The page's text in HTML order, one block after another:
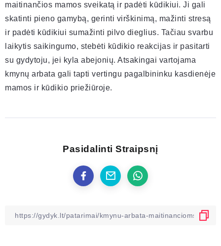
maitinančios mamos sveikatą ir padėti kūdikiui. Ji gali
skatinti pieno gamybą, gerinti virškinimą, mažinti stresą
ir padėti kūdikiui sumažinti pilvo dieglius. Tačiau svarbu
laikytis saikingumo, stebėti kūdikio reakcijas ir pasitarti
su gydytoju, jei kyla abejonių. Atsakingai vartojama
kmynų arbata gali tapti vertingu pagalbininku kasdienėje
mamos ir kūdikio priežiūroje.
Pasidalinti Straipsnį